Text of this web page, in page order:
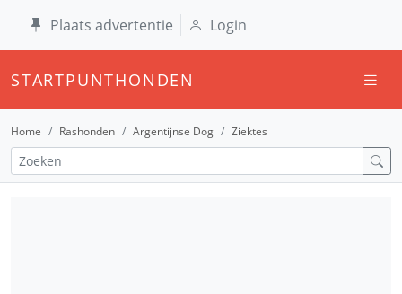
Plaats advertentie Login
STARTPUNTHONDEN
Home Rashonden Argentijnse Dog Ziektes